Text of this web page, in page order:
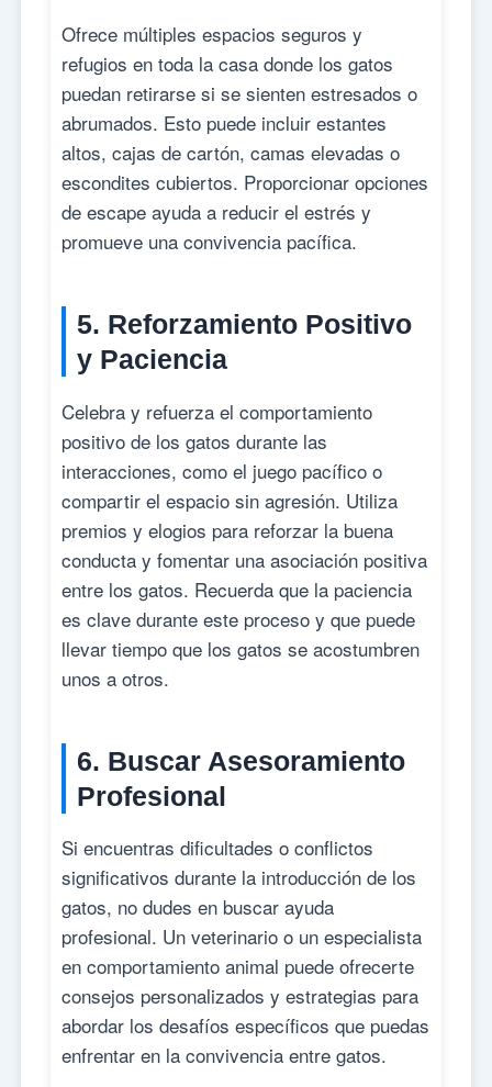
Ofrece múltiples espacios seguros y
refugios en toda la casa donde los gatos
puedan retirarse si se sienten estresados o
abrumados. Esto puede incluir estantes
altos, cajas de cartón, camas elevadas o
escondites cubiertos. Proporcionar opciones
de escape ayuda a reducir el estrés y
promueve una convivencia pacífica.
5. Reforzamiento Positivo
y Paciencia
Celebra y refuerza el comportamiento
positivo de los gatos durante las
interacciones, como el juego pacífico o
compartir el espacio sin agresión. Utiliza
premios y elogios para reforzar la buena
conducta y fomentar una asociación positiva
entre los gatos. Recuerda que la paciencia
es clave durante este proceso y que puede
llevar tiempo que los gatos se acostumbren
unos a otros.
6. Buscar Asesoramiento
Profesional
Si encuentras dificultades o conflictos
significativos durante la introducción de los
gatos, no dudes en buscar ayuda
profesional. Un veterinario o un especialista
en comportamiento animal puede ofrecerte
consejos personalizados y estrategias para
abordar los desafíos específicos que puedas
enfrentar en la convivencia entre gatos.